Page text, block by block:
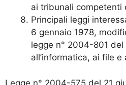
ai tribunali competenti
Principali leggi
6 gennaio 1978,
legge n° 2004-801
all’informatica, ai file
Legge n° 2004-575 del 21